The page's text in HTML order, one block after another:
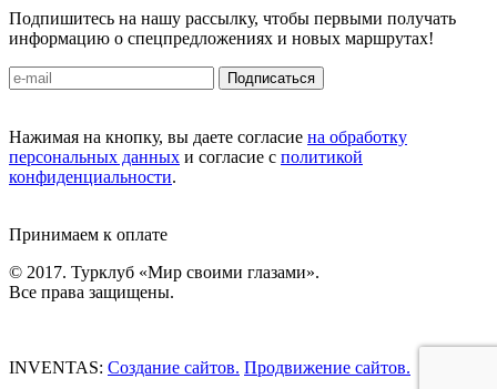
Подпишитесь на нашу рассылку, чтобы первыми получать
информацию о спецпредложениях и новых маршрутах!
Подписаться
Нажимая на кнопку, вы даете согласие на обработку
персональных данных и согласие с политикой
конфиденциальности.
Принимаем к оплате
© 2017. Турклуб «Мир своими глазами».
Все права защищены.
INVENTAS: Создание сайтов. Продвижение сайтов.